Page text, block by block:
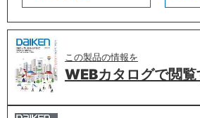
この製品の情報を
WEBカタログで閲覧